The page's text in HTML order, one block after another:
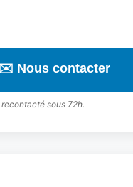
✉️ Nous contacter
sous 72h.